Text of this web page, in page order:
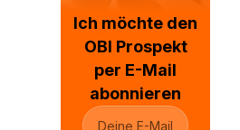
Ich möchte den
OBI Prospekt
per E-Mail
abonnieren